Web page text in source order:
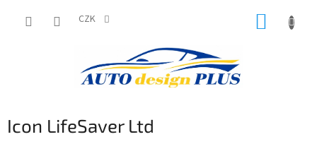
CZK
Icon LifeSaver Ltd